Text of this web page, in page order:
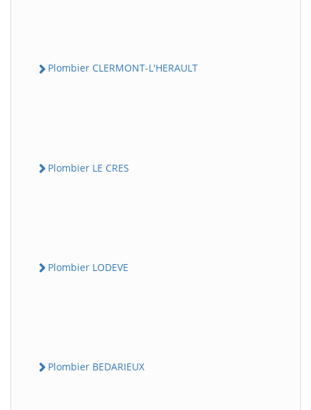
Plombier CLERMONT-L'HERAULT
Plombier LE CRES
Plombier LODEVE
Plombier BEDARIEUX